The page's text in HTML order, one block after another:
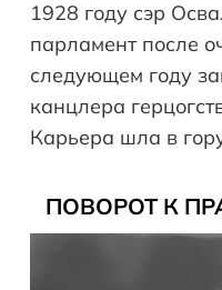
1928 году сэр
парламент после
следующем году
канцлера
Карьера шла в
ПОВОРОТ К